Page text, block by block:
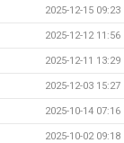
2025-12-15 09:23
2025-12-12 11:56
2025-12-11 13:29
2025-12-03 15:27
2025-10-14 07:16
2025-10-02 09:18